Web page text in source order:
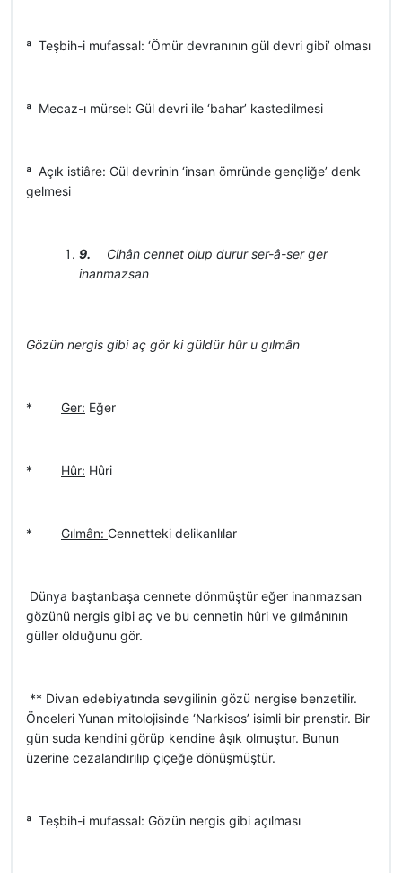
ª Teşbih-i mufassal: ‘Ömür devranının gül devri gibi’ olması
ª Mecaz-ı mürsel: Gül devri ile ‘bahar’ kastedilmesi
ª Açık istiâre: Gül devrinin ‘insan ömründe gençliğe’ denk
gelmesi
9. Cihân cennet olup durur ser-â-ser ger
inanmazsan
Gözün nergis gibi aç gör ki güldür hûr u gılmân
* Ger: Eğer
* Hûr: Hûri
* Gılmân: Cennetteki delikanlılar
 Dünya baştanbaşa cennete dönmüştür eğer inanmazsan
gözünü nergis gibi aç ve bu cennetin hûri ve gılmânının
güller olduğunu gör.
 ** Divan edebiyatında sevgilinin gözü nergise benzetilir.
Önceleri Yunan mitolojisinde ‘Narkisos’ isimli bir prenstir. Bir
gün suda kendini görüp kendine âşık olmuştur. Bunun
üzerine cezalandırılıp çiçeğe dönüşmüştür.
ª Teşbih-i mufassal: Gözün nergis gibi açılması